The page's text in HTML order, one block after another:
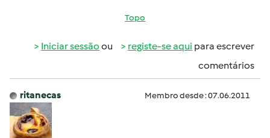
Topo
Iniciar sessão ou registe-se aqui para escrever
comentários
ritanecas Membro desde : 07.06.2011